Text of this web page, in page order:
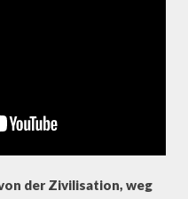
der Zivilisation, weg